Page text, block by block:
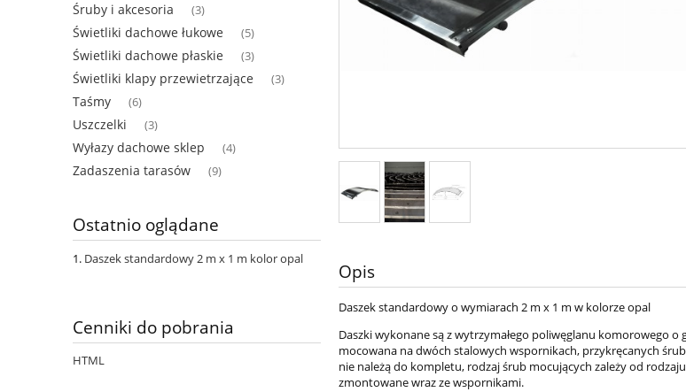
Śruby i akcesoria (3)
Świetliki dachowe łukowe (5)
Świetliki dachowe płaskie (3)
Świetliki klapy przewietrzające (3)
Taśmy (6)
Uszczelki (3)
Wyłazy dachowe sklep (4)
Zadaszenia tarasów (9)
Ostatnio oglądane
Daszek standardowy 2 m x 1 m kolor opal
Cenniki do pobrania
HTML
Opis
Daszek standardowy o wymiarach 2 m x 1 m w kolorze opal
Daszki wykonane są z wytrzymałego poliwęglanu komorowego
mocowana na dwóch stalowych wspornikach, przykręcanych
nie należą do kompletu, rodzaj śrub mocujących zależy od
zmontowane wraz ze wspornikami.